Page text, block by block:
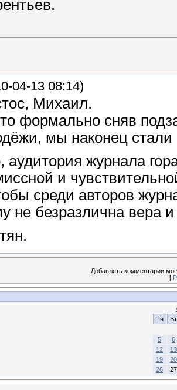
04-13 08:14)
Михаил.
формально сняв
мы наконец
аудитория журнала
и
среди авторов
не безразлична вера
Добавлять комментарии
[
Пн
Вт
5
6
12
13
19
20
26
27